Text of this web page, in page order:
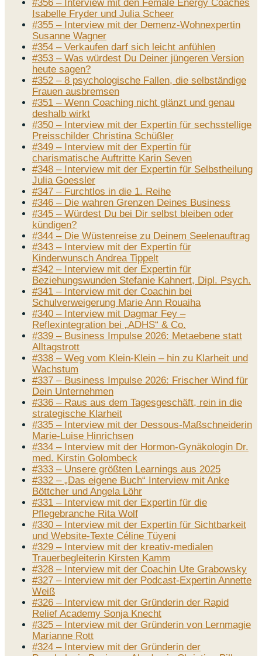
#356 – Interview mit den Female Energy Coaches
Isabelle Fryder und Julia Scheer
#355 – Interview mit der Demenz-Wohnexpertin
Susanne Wagner
#354 – Verkaufen darf sich leicht anfühlen
#353 – Was würdest Du Deiner jüngeren Version
heute sagen?
#352 – 8 psychologische Fallen, die selbständige
Frauen ausbremsen
#351 – Wenn Coaching nicht glänzt und genau
deshalb wirkt
#350 – Interview mit der Expertin für sechsstellige
Preisschilder Christina Schüßler
#349 – Interview mit der Expertin für
charismatische Auftritte Karin Seven
#348 – Interview mit der Expertin für Selbstheilung
Julia Goessler
#347 – Furchtlos in die 1. Reihe
#346 – Die wahren Grenzen Deines Business
#345 – Würdest Du bei Dir selbst bleiben oder
kündigen?
#344 – Die Wüstenreise zu Deinem Seelenauftrag
#343 – Interview mit der Expertin für
Kinderwunsch Andrea Tippelt
#342 – Interview mit der Expertin für
Beziehungswunden Stefanie Kahnert, Dipl. Psych.
#341 – Interview mit der Coachin bei
Schulverweigerung Marie Ann Rouaiha
#340 – Interview mit Dagmar Fey –
Reflexintegration bei „ADHS“ & Co.
#339 – Business Impulse 2026: Metaebene statt
Alltagstrott
#338 – Weg vom Klein-Klein – hin zu Klarheit und
Wachstum
#337 – Business Impulse 2026: Frischer Wind für
Dein Unternehmen
#336 – Raus aus dem Tagesgeschäft, rein in die
strategische Klarheit
#335 – Interview mit der Dessous-Maßschneiderin
Marie-Luise Hinrichsen
#334 – Interview mit der Hormon-Gynäkologin Dr.
med. Kirstin Golombeck
#333 – Unsere größten Learnings aus 2025
#332 – „Das eigene Buch“ Interview mit Anke
Böttcher und Angela Löhr
#331 – Interview mit der Expertin für die
Pflegebranche Rita Wolf
#330 – Interview mit der Expertin für Sichtbarkeit
und Website-Texte Céline Tüyeni
#329 – Interview mit der kreativ-medialen
Trauerbegleiterin Kirsten Kamm
#328 – Interview mit der Coachin Ute Grabowsky
#327 – Interview mit der Podcast-Expertin Annette
Weiß
#326 – Interview mit der Gründerin der Rapid
Relief Academy Sonja Knecht
#325 – Interview mit der Gründerin von Lernmagie
Marianne Rott
#324 – Interview mit der Gründerin der